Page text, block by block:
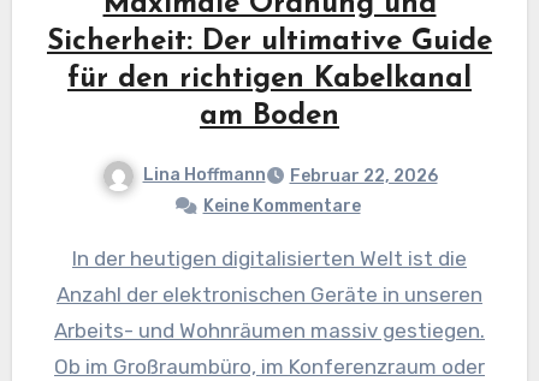
Sicherheit: Der ultimative Guide
für den richtigen Kabelkanal
am Boden
Lina Hoffmann
Februar 22, 2026
Keine Kommentare
In der heutigen digitalisierten Welt ist die
Anzahl der elektronischen Geräte in unseren
Arbeits- und Wohnräumen massiv gestiegen.
Ob im Großraumbüro, im Konferenzraum oder